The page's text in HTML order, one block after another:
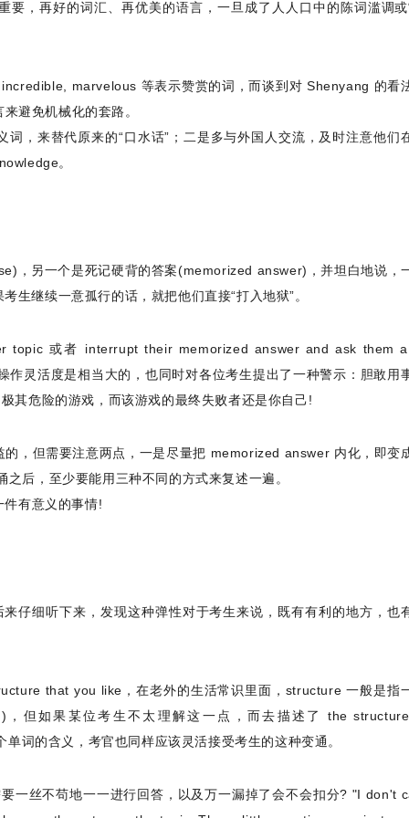
要，再好的词汇、再优美的语言，一旦成了人人口中的陈词滥调
marvelous 等表示赞赏的词，而谈到对 Shenyang 的看
避免机械化的套路。
，来替代原来的“口水话”；二是多与外国人交流，及时注意他们
。
，另一个是死记硬背的答案(memorized answer)，并坦白地说，
生继续一意孤行的话，就把他们直接“打入地狱”。
topic 或者 interrupt their memorized answer and ask them
灵活度是相当大的，也同时对各位考生提出了一种警示：胆敢用
其危险的游戏，而该游戏的最终失败者还是你自己!
，但需要注意两点，一是尽量把 memorized answer 内化，即变
后，至少要能用三种不同的方式来复述一遍。
有意义的事情!
细听下来，发现这种弹性对于考生来说，既有有利的地方，也
that you like，在老外的生活常识里面，structure 一般是指
但如果某位考生不太理解这一点，而去描述了 the
词的含义，考官也同样应该灵活接受考生的这种变通。
一丝不苟地一一进行回答，以及万一漏掉了会不会扣分? "I don't